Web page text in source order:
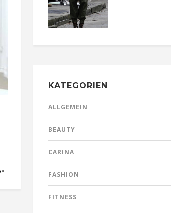
KATEGORIEN
ALLGEMEIN
BEAUTY
CARINA
FASHION
FITNESS